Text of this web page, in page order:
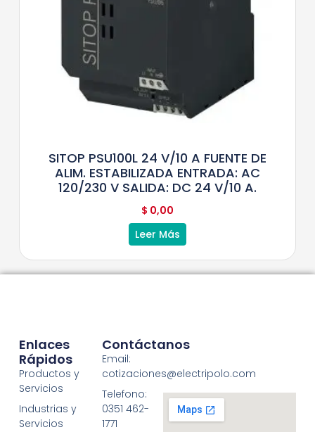
SITOP PSU100L 24 V/10 A FUENTE DE
ALIM. ESTABILIZADA ENTRADA: AC
120/230 V SALIDA: DC 24 V/10 A.
$ 0,00
Leer Más
Enlaces
Rápidos
Productos y
Servicios
Industrias y
Servicios
Contáctanos
Email:
cotizaciones@electripolo.com
Telefono:
0351 462-
1771